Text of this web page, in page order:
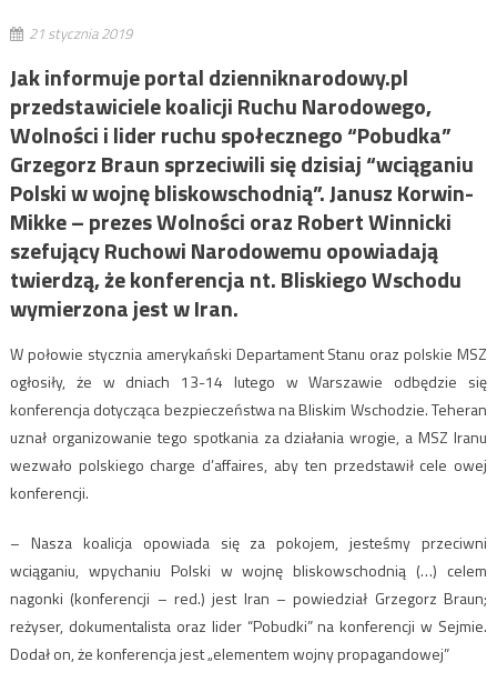
21 stycznia 2019
Jak informuje portal dzienniknarodowy.pl
przedstawiciele koalicji Ruchu Narodowego,
Wolności i lider ruchu społecznego “Pobudka”
Grzegorz Braun sprzeciwili się dzisiaj “wciąganiu
Polski w wojnę bliskowschodnią”. Janusz Korwin-
Mikke – prezes Wolności oraz Robert Winnicki
szefujący Ruchowi Narodowemu opowiadają
twierdzą, że konferencja nt. Bliskiego Wschodu
wymierzona jest w Iran.
W połowie stycznia amerykański Departament Stanu oraz polskie MSZ
ogłosiły, że w dniach 13-14 lutego w Warszawie odbędzie się
konferencja dotycząca bezpieczeństwa na Bliskim Wschodzie. Teheran
uznał organizowanie tego spotkania za działania wrogie, a MSZ Iranu
wezwało polskiego charge d’affaires, aby ten przedstawił cele owej
konferencji.
– Nasza koalicja opowiada się za pokojem, jesteśmy przeciwni
wciąganiu, wpychaniu Polski w wojnę bliskowschodnią (…) celem
nagonki (konferencji – red.) jest Iran – powiedział Grzegorz Braun;
reżyser, dokumentalista oraz lider “Pobudki” na konferencji w Sejmie.
Dodał on, że konferencja jest „elementem wojny propagandowej”